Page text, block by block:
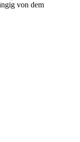
von dem